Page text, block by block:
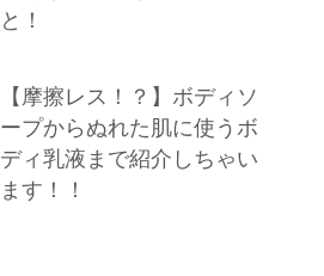
と！
【摩擦レス！？】ボディソ
ープからぬれた肌に使うボ
ディ乳液まで紹介しちゃい
ます！！